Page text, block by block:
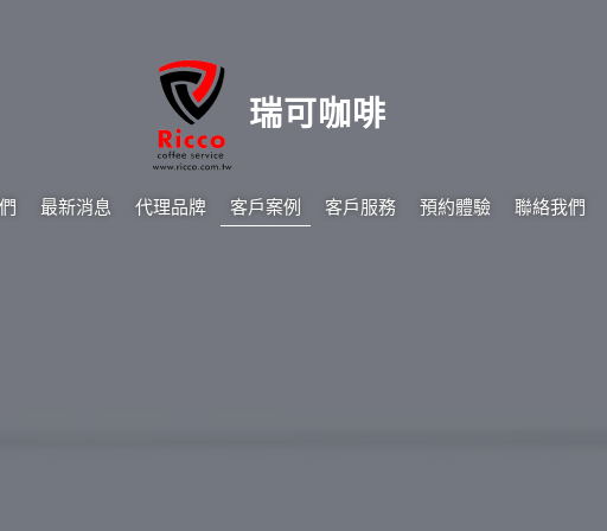
瑞可咖啡
最新消息 代理品牌 客戶案例 客戶服務 預約體驗 聯絡我們